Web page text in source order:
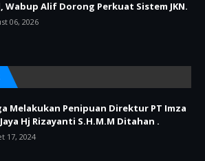
Wabup Alif Dorong Perkuat Sistem JKN.
06, 2026
Melakukan Penipuan Direktur PT Imza
Hj Rizayanti S.H.M.M Ditahan .
17, 2024